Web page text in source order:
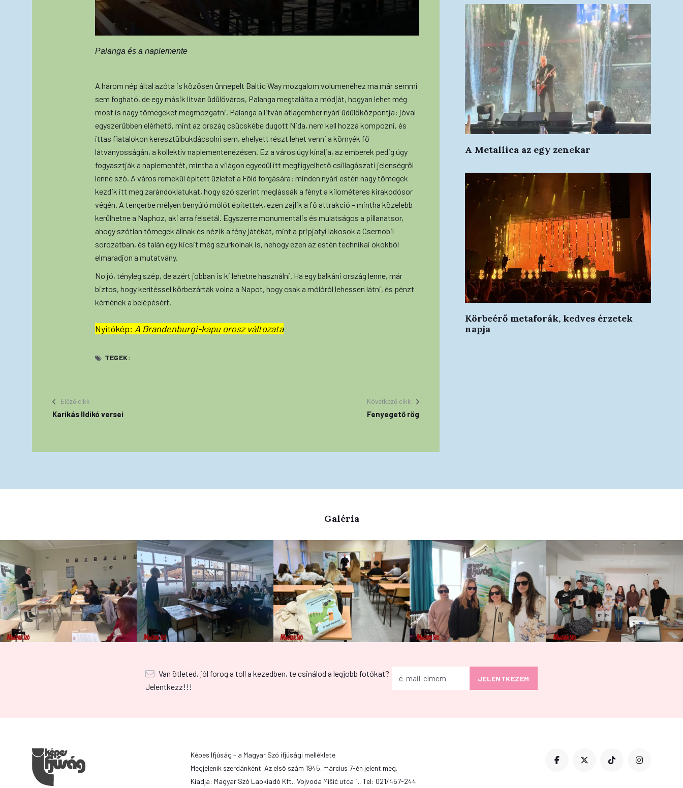
Palanga és a naplemente
A három nép által azóta is közösen ünnepelt Baltic Way mozgalom volumenéhez ma már semmi
sem fogható, de egy másik litván üdülőváros, Palanga megtalálta a módját, hogyan lehet még
most is nagy tömegeket megmozgatni. Palanga a litván átlagember nyári üdülőközpontja: jóval
egyszerűbben elérhető, mint az ország csücskébe dugott Nida, nem kell hozzá kompozni, és
ittas fiatalokon keresztülbukdácsolni sem, ehelyett részt lehet venni a környék fő
látványosságán, a kollektív naplementenézésen. Ez a város úgy kínálja, az emberek pedig úgy
fogyasztják a naplementét, mintha a világon egyedül itt megfigyelhető csillagászati jelenségről
lenne szó. A város remekül épített üzletet a Föld forgására: minden nyári estén nagy tömegek
kezdik itt meg zarándoklatukat, hogy szó szerint meglássák a fényt a kilométeres kirakodósor
végén. A tengerbe mélyen benyúló mólót építettek, ezen zajlik a fő attrakció – mintha közelebb
kerülhetne a Naphoz, aki arra felsétál. Egyszerre monumentális és mulatságos a pillanatsor,
ahogy szótlan tömegek állnak és nézik a fény játékát, mint a pripjatyi lakosok a Csernobil
sorozatban, és talán egy kicsit még szurkolnak is, nehogy ezen az estén technikai okokból
elmaradjon a mutatvány.
No jó, tényleg szép, de azért jobban is ki lehetne használni. Ha egy balkáni ország lenne, már
biztos, hogy kerítéssel körbezárták volna a Napot, hogy csak a mólóról lehessen látni, és pénzt
kérnének a belépésért.
Nyitókép: A Brandenburgi-kapu orosz változata
TEGEK:
Előző cikk
Karikás Ildikó versei
Következő cikk
Fenyegető rög
A Metallica az egy zenekar
Körbeérő metaforák, kedves érzetek
napja
Galéria
Van ötleted, jól forog a toll a kezedben, te csinálod a legjobb fotókat?
Jelentkezz!!!
Képes Ifjúság - a Magyar Szó ifjúsági melléklete
Megjelenik szerdánként. Az első szám 1945. március 7-én jelent meg.
Kiadja: Magyar Szó Lapkiadó Kft., Vojvoda Mišić utca 1., Tel: 021/457-244